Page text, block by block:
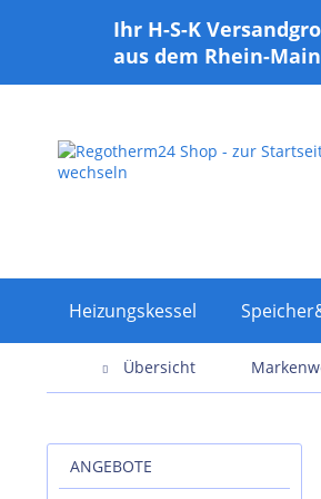
Ihr H-S-K
aus dem Rhein-
Heizungskessel
Übersicht
ANGEBOTE